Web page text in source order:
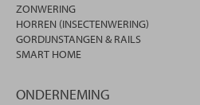
ZONWERING
HORREN (INSECTENWERING)
GORDIJNSTANGEN & RAILS
SMART HOME
ONDERNEMING